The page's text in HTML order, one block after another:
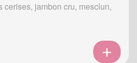
cerises, jambon cru, mesclun,